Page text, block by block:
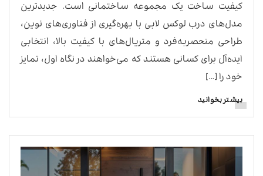
کیفیت ساخت یک مجموعه ساختمانی است. جدیدترین
مدل‌های درب لوکس لابی با بهره‌گیری از فناوری‌های نوین،
طراحی منحصربه‌فرد و متریال‌های با کیفیت بالا، انتخابی
ایده‌آل برای کسانی هستند که می‌خواهند در نگاه اول، تمایز
خود را […]
بیشتر بخوانید